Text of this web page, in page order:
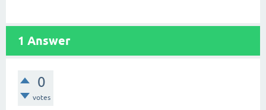
1 Answer
0
votes